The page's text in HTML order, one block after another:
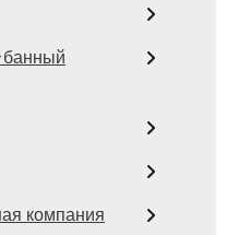
банный
компания